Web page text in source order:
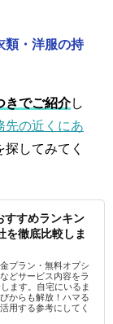
類・洋服の持
きでご紹介し
先の近くにあ
探してみてく
すすめランキン
を徹底比較しま
プラン・無料オプシ
どサービス内容をラ
ます。自宅にいるま
からも解放！ハマる
用する参考にしてく